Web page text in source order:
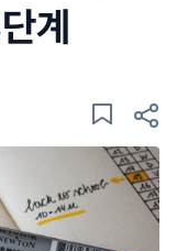
계